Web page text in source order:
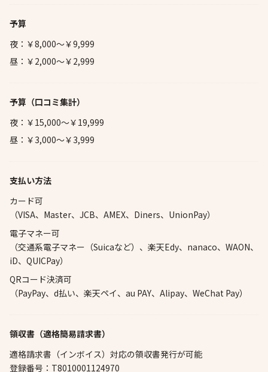
予算
夜：￥8,000～￥9,999
昼：￥2,000～￥2,999
予算 （口コミ集計）
夜：￥15,000～￥19,999
昼：￥3,000～￥3,999
支払い方法
カード可
（VISA、Master、JCB、AMEX、Diners、UnionPay）
電子マネー可
（交通系電子マネー（Suicaなど）、楽天Edy、nanaco、WAON、
iD、QUICPay）
QRコード決済可
（PayPay、d払い、楽天ペイ、au PAY、Alipay、WeChat Pay）
領収書（適格簡易請求書）
適格請求書（インボイス）対応の領収書発行が可能
登録番号：T8010001124970